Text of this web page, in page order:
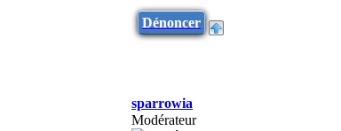
Dénoncer
sparrowia
Modérateur